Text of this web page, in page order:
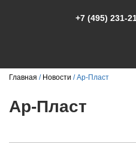
+7 (495) 231-
Главная Новости Ар-Пласт
Ар-Пласт